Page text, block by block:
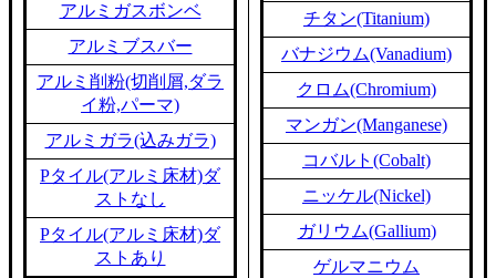
アルミガスボンベ
アルミブスバー
アルミ削粉(切削屑,ダラ
イ粉,パーマ)
アルミガラ(込みガラ)
Pタイル(アルミ床材)ダ
ストなし
Pタイル(アルミ床材)ダ
ストあり
チタン(Titanium)
バナジウム(Vanadium)
クロム(Chromium)
マンガン(Manganese)
コバルト(Cobalt)
ニッケル(Nickel)
ガリウム(Gallium)
ゲルマニウム